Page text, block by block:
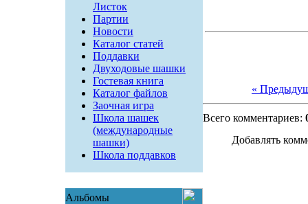
Листок
Партии
Новости
Каталог статей
Поддавки
Двуходовые шашки
Гостевая книга
Каталог файлов
Заочная игра
Школа шашек
(международные
шашки)
Школа поддавков
Альбомы
«
Всего комментариев:
Добавлять